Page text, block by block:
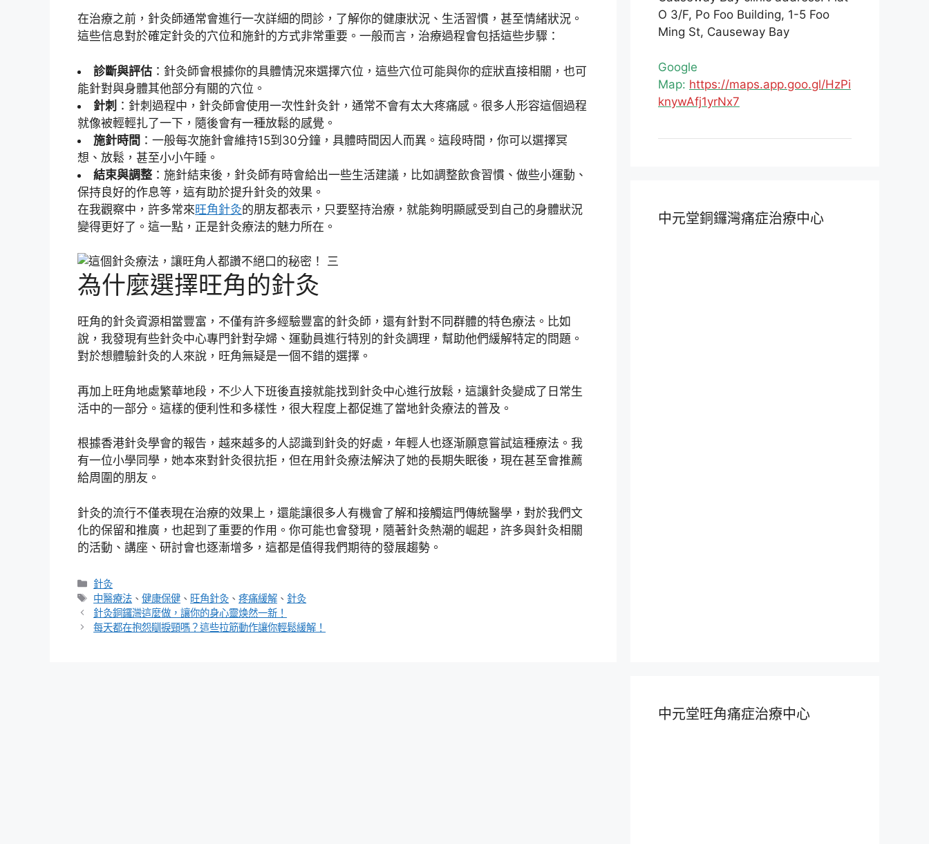
在治療之前，針灸師通常會進行一次詳細的問診，了解你的健康狀況、生活習慣，甚至情緒狀況。
這些信息對於確定針灸的穴位和施針的方式非常重要。一般而言，治療過程會包括這些步驟：
診斷與評估 ：針灸師會根據你的具體情況來選擇穴位，這些穴位可能與你的症狀直接相關，也可
能針對與身體其他部分有關的穴位。
針刺 ：針刺過程中，針灸師會使用一次性針灸針，通常不會有太大疼痛感。很多人形容這個過程
就像被輕輕扎了一下，隨後會有一種放鬆的感覺。
施針時間 ：一般每次施針會維持15到30分鐘，具體時間因人而異。這段時間，你可以選擇冥
想、放鬆，甚至小小午睡。
結束與調整 ：施針結束後，針灸師有時會給出一些生活建議，比如調整飲食習慣、做些小運動、
保持良好的作息等，這有助於提升針灸的效果。
在我觀察中，許多常來旺角針灸的朋友都表示，只要堅持治療，就能夠明顯感受到自己的身體狀況
變得更好了。這一點，正是針灸療法的魅力所在。
為什麼選擇旺角的針灸
旺角的針灸資源相當豐富，不僅有許多經驗豐富的針灸師，還有針對不同群體的特色療法。比如
說，我發現有些針灸中心專門針對孕婦、運動員進行特別的針灸調理，幫助他們緩解特定的問題。
對於想體驗針灸的人來說，旺角無疑是一個不錯的選擇。
再加上旺角地處繁華地段，不少人下班後直接就能找到針灸中心進行放鬆，這讓針灸變成了日常生
活中的一部分。這樣的便利性和多樣性，很大程度上都促進了當地針灸療法的普及。
根據香港針灸學會的報告，越來越多的人認識到針灸的好處，年輕人也逐渐願意嘗試這種療法。我
有一位小學同學，她本來對針灸很抗拒，但在用針灸療法解決了她的長期失眠後，現在甚至會推薦
給周圍的朋友。
針灸的流行不僅表現在治療的效果上，還能讓很多人有機會了解和接觸這門傳統醫學，對於我們文
化的保留和推廣，也起到了重要的作用。你可能也會發現，隨著針灸熱潮的崛起，許多與針灸相關
的活動、講座、研討會也逐漸增多，這都是值得我們期待的發展趨勢。
分
類
針灸
標
籤
中醫療法 、健康保健 、 旺角針灸 、疼痛緩解 、 針灸
針灸銅鑼灣這麼做，讓你的身心靈焕然一新！
每天都在抱怨瞓捩頸嗎？這些拉筋動作讓你輕鬆緩解！
O 3/F, Po Foo Building, 1-5 Foo
Ming St, Causeway Bay
Google
Map: https://maps.app.goo.gl/HzPi
knywAfj1yrNx7
中元堂銅鑼灣痛症治療中心
中元堂旺角痛症治療中心